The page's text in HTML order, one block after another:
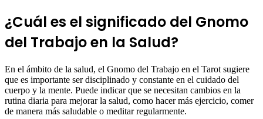
¿Cuál es el significado del Gnomo
del Trabajo en la Salud?
En el ámbito de la salud, el Gnomo del Trabajo en el Tarot sugiere
que es importante ser disciplinado y constante en el cuidado del
cuerpo y la mente. Puede indicar que se necesitan cambios en la
rutina diaria para mejorar la salud, como hacer más ejercicio, comer
de manera más saludable o meditar regularmente.